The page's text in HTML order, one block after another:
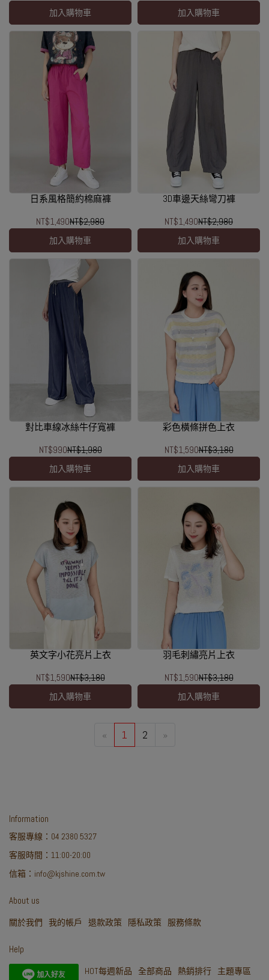
加入購物車 加入購物車
日系風格簡約棉麻褲
NT$1,490NT$2,980
加入購物車
3D車邊天絲彎刀褲
NT$1,490NT$2,980
加入購物車
對比車線冰絲牛仔寬褲
NT$990NT$1,980
加入購物車
彩色橫條拼色上衣
NT$1,590NT$3,180
加入購物車
英文字小花亮片上衣
NT$1,590NT$3,180
加入購物車
羽毛刺繡亮片上衣
NT$1,590NT$3,180
加入購物車
« 1 2 »
Information
客服專線：04 2380 5327
客服時間：11:00-20:00
信箱：info@kjshine.com.tw
About us
關於我們 我的帳戶 退款政策 隱私政策 服務條款
Help
HOT每週新品 全部商品 熱銷排行 主題專區